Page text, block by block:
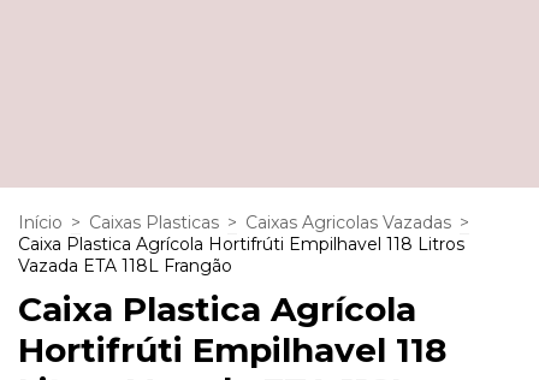
Início > Caixas Plasticas > Caixas Agricolas Vazadas >
Caixa Plastica Agrícola Hortifrúti Empilhavel 118 Litros
Vazada ETA 118L Frangão
Caixa Plastica Agrícola
Hortifrúti Empilhavel 118